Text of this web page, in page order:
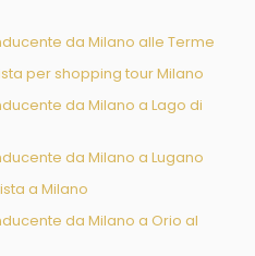
da Milano alle Terme
per shopping tour Milano
da Milano a Lago di
da Milano a Lugano
a Milano
da Milano a Orio al